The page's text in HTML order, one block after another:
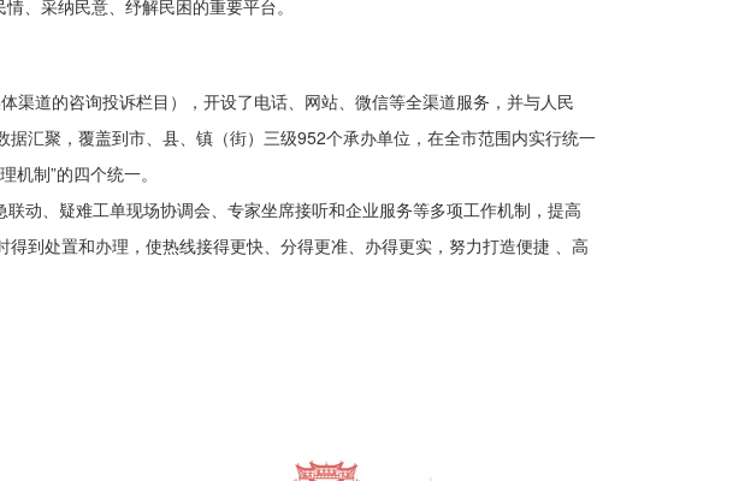
、采纳民意、纾解民困的重要平台。
道的咨询投诉栏目），开设了电话、网站、微信等全渠道服务，并与人民
汇聚，覆盖到市、县、镇（街）三级952个承办单位，在全市范围内实行统一
制”的四个统一。
动、疑难工单现场协调会、专家坐席接听和企业服务等多项工作机制，提高
到处置和办理，使热线接得更快、分得更准、办得更实，努力打造便捷 、高